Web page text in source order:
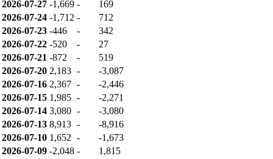
2026-07-27 -1,669 -
169
2026-07-24 -1,712 -
712
2026-07-23 -446 -
342
2026-07-22 -520 -
27
2026-07-21 -872 -
519
2026-07-20 2,183 -
-3,087
2026-07-16 2,367 -
-2,446
2026-07-15 1,985 -
-2,271
2026-07-14 3,080 -
-3,080
2026-07-13 8,913 -
-8,916
2026-07-10 1,652 -
-1,673
2026-07-09 -2,048 - 1,815